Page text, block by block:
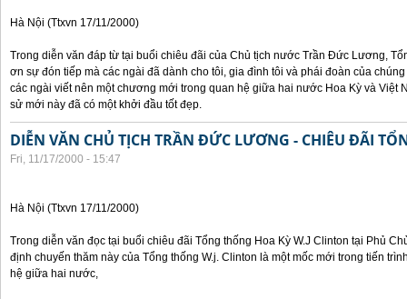
Hà Nội (Ttxvn 17/11/2000)
Trong diễn văn đáp từ tại buổi chiêu đãi của Chủ tịch nước Trần Đức Lương,
ơn sự đón tiếp mà các ngài đã dành cho tôi, gia đình tôi và phái đoàn của
các ngài viết nên một chương mới trong quan hệ giữa hai nước Hoa Kỳ và Việt
sử mới này đã có một khởi đầu tốt đẹp.
DIỄN VĂN CHỦ TỊCH TRẦN ĐỨC LƯƠNG - CHIÊU ĐÃI
Fri, 11/17/2000 - 15:47
Hà Nội (Ttxvn 17/11/2000)
Trong diễn văn đọc tại buổi chiêu đãi Tổng thống Hoa Kỳ W.J Clinton tại Phủ
định chuyến thăm này của Tổng thống W.j. Clinton là một mốc mới trong tiến
hệ giữa hai nước,